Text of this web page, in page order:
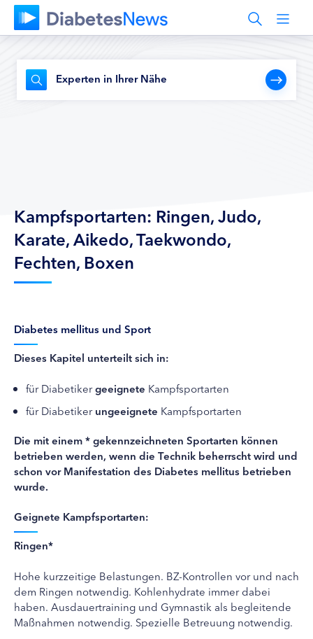
Experten in Ihrer Nähe
Kampfsportarten: Ringen, Judo,
Karate, Aikedo, Taekwondo,
Fechten, Boxen
Diabetes mellitus und Sport
Dieses Kapitel unterteilt sich in:
für Diabetikergeeignete Kampfsportarten
für Diabetikerungeeignete Kampfsportarten
Die mit einem * gekennzeichneten Sportarten können
betrieben werden, wenn die Technik beherrscht wird und
schon vor Manifestation des Diabetes mellitus betrieben
wurde.
Geignete Kampfsportarten:
Ringen*
Hohe kurzzeitige Belastungen. BZ-Kontrollen vor und nach
dem Ringen notwendig. Kohlenhydrate immer dabei
haben. Ausdauertraining und Gymnastik als begleitende
Maßnahmen notwendig. Spezielle Betreuung notwendig.